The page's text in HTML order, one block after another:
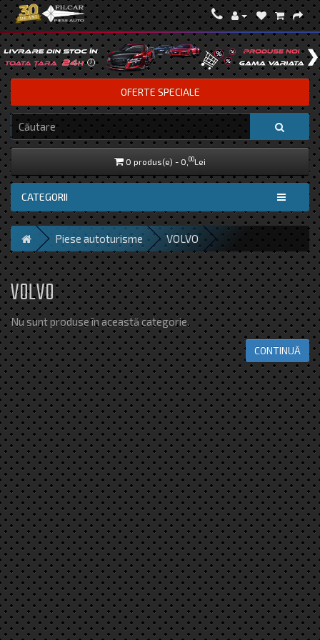
OFERTE SPECIALE
0 produs(e) - 0, 00Lei
CATEGORII
Piese autoturisme VOLVO
VOLVO
Nu sunt produse în această categorie.
CONTINUĂ